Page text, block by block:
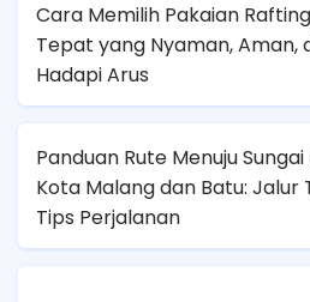
Cara Memilih Pakaian
Tepat yang Nyaman, Aman,
Hadapi Arus
Panduan Rute Menuju
Kota Malang dan Batu: Jalur
Tips Perjalanan